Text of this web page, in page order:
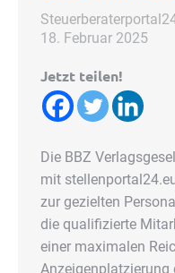
18. Februar 2025
Jetzt teilen!
Die BBZ
mit
zur gezielten
die qualifizierte
einer maximalen
Anzeigenplatzierung